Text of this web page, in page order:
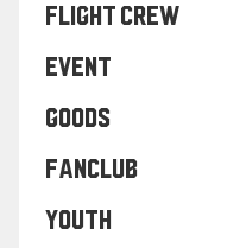
FLIGHT CREW
EVENT
GOODS
FANCLUB
YOUTH